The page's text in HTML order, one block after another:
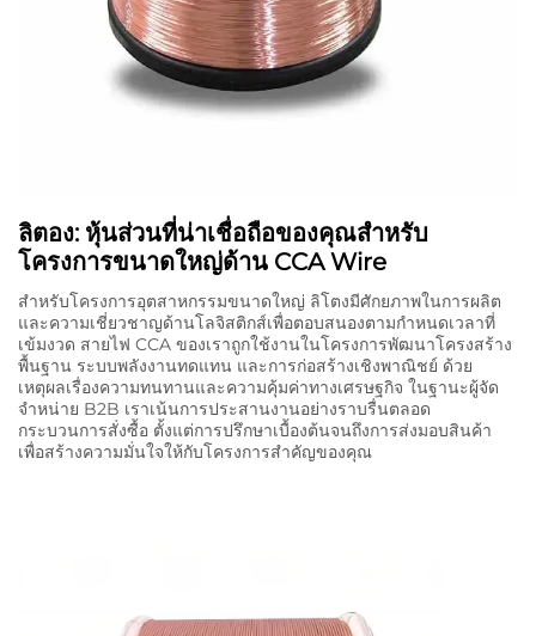
ลิตอง: หุ้นส่วนที่น่าเชื่อถือของคุณสำหรับ
โครงการขนาดใหญ่ด้าน CCA Wire
สำหรับโครงการอุตสาหกรรมขนาดใหญ่ ลิโตงมีศักยภาพในการผลิต
และความเชี่ยวชาญด้านโลจิสติกส์เพื่อตอบสนองตามกำหนดเวลาที่
เข้มงวด สายไฟ CCA ของเราถูกใช้งานในโครงการพัฒนาโครงสร้าง
พื้นฐาน ระบบพลังงานทดแทน และการก่อสร้างเชิงพาณิชย์ ด้วย
เหตุผลเรื่องความทนทานและความคุ้มค่าทางเศรษฐกิจ ในฐานะผู้จัด
จำหน่าย B2B เราเน้นการประสานงานอย่างราบรื่นตลอด
กระบวนการสั่งซื้อ ตั้งแต่การปรึกษาเบื้องต้นจนถึงการส่งมอบสินค้า
เพื่อสร้างความมั่นใจให้กับโครงการสำคัญของคุณ